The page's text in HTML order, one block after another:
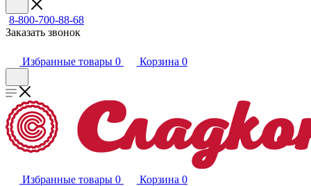
8-800-700-88-68
Заказать звонок
Избранные товары 0 Корзина 0
Избранные товары 0 Корзина 0